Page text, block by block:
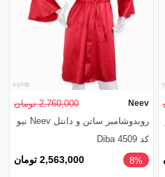
Neev
2,760,000 تومان
روبدوشامبر ساتن و دانتل Neev نیو
کد Diba 4509
8% 2,563,000 تومان